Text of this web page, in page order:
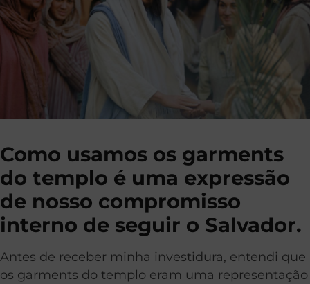
Como usamos os garments
do templo é uma expressão
de nosso compromisso
interno de seguir o Salvador.
Antes de receber minha investidura, entendi que
os garments do templo eram uma representação